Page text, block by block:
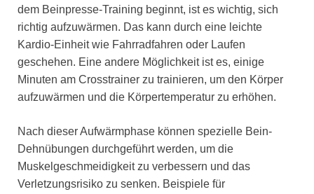
dem Beinpresse-Training beginnt, ist es wichtig, sich
richtig aufzuwärmen. Das kann durch eine leichte
Kardio-Einheit wie Fahrradfahren oder Laufen
geschehen. Eine andere Möglichkeit ist es, einige
Minuten am Crosstrainer zu trainieren, um den Körper
aufzuwärmen und die Körpertemperatur zu erhöhen.
Nach dieser Aufwärmphase können spezielle Bein-
Dehnübungen durchgeführt werden, um die
Muskelgeschmeidigkeit zu verbessern und das
Verletzungsrisiko zu senken. Beispiele für